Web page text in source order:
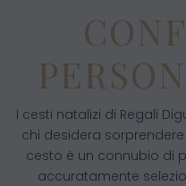
I cesti natalizi di Regali
chi desidera
cesto è un connubio di
accuratamente